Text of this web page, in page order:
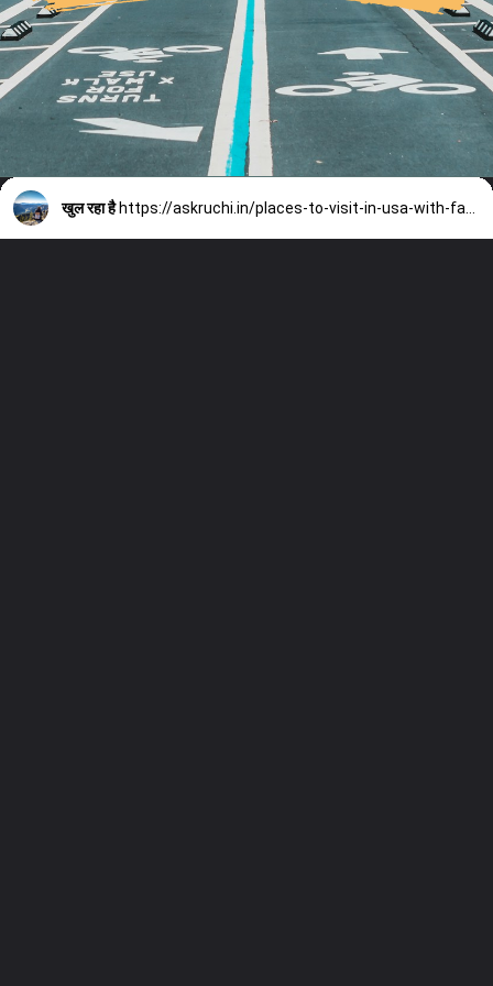
खुल रहा है https://askruchi.in/places-to-visit-in-usa-with-family/#more-6456